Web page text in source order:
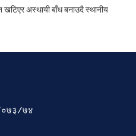
खटिएर अस्थायी बाँध बनाउदै स्थानीय
०७३/७४